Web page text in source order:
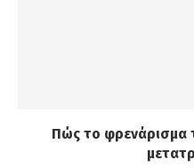
Πώς το φρενάρισμα